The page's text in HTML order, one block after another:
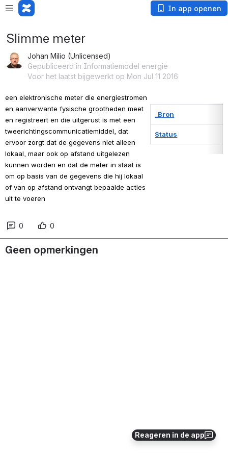
In app openen
Reageren in de app
Slimme meter
Johan Milio (Unlicensed)
Gepubliceerd in Informatiemodel energie
Voor het laatst bijgewerkt op Mon Jul 11 2016
een elektronische meter die energiestromen
en aanverwante fysische grootheden meet
en registreert en die uitgerust is met een
tweerichtingscommunicatiemiddel, dat
ervoor zorgt dat de gegevens niet alleen
lokaal, maar ook op afstand uitgelezen
kunnen worden en dat de meter in staat is
om op basis van de gegevens die hij lokaal
of van op afstand ontvangt bepaalde acties
uit te voeren
_Bron
Status
0 0
Geen opmerkingen